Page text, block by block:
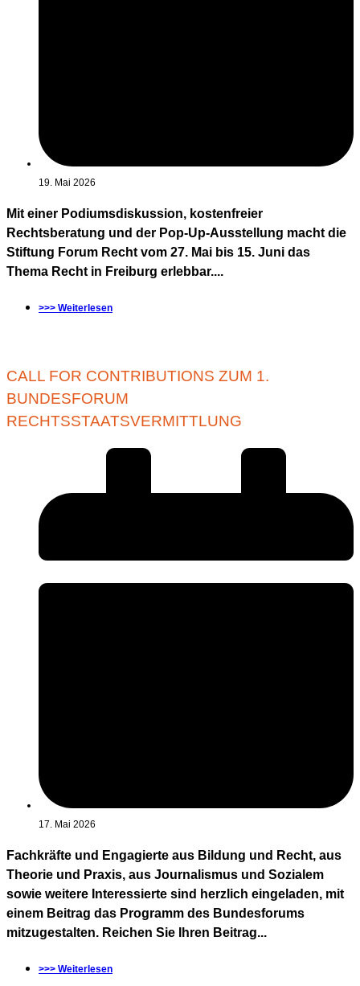
19. Mai 2026
Mit einer Podiumsdiskussion, kostenfreier
Rechtsberatung und der Pop-Up-Ausstellung macht die
Stiftung Forum Recht vom 27. Mai bis 15. Juni das
Thema Recht in Freiburg erlebbar....
>>> Weiterlesen
CALL FOR CONTRIBUTIONS ZUM 1.
BUNDESFORUM
RECHTSSTAATSVERMITTLUNG
17. Mai 2026
Fachkräfte und Engagierte aus Bildung und Recht, aus
Theorie und Praxis, aus Journalismus und Sozialem
sowie weitere Interessierte sind herzlich eingeladen, mit
einem Beitrag das Programm des Bundesforums
mitzugestalten. Reichen Sie Ihren Beitrag...
>>> Weiterlesen